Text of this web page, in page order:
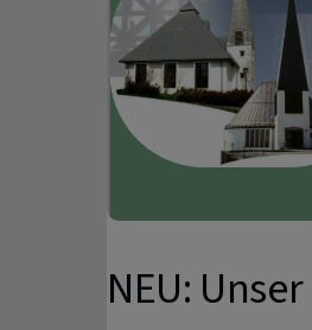
NEU: Unser